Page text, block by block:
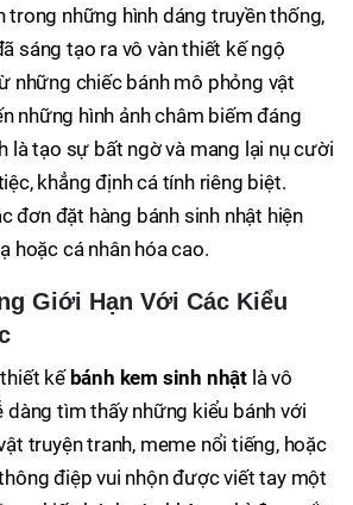
trong những hình dáng truyền thống,
sáng tạo ra vô vàn thiết kế ngộ
những chiếc bánh mô phỏng vật
những hình ảnh châm biếm đáng
là tạo sự bất ngờ và mang lại nụ cười
khẳng định cá tính riêng biệt.
đơn đặt hàng bánh sinh nhật hiện
hoặc cá nhân hóa cao.
Giới Hạn Với Các Kiểu
kế bánh kem sinh nhật là vô
dàng tìm thấy những kiểu bánh với
truyện tranh, meme nổi tiếng, hoặc
điệp vui nhộn được viết tay một